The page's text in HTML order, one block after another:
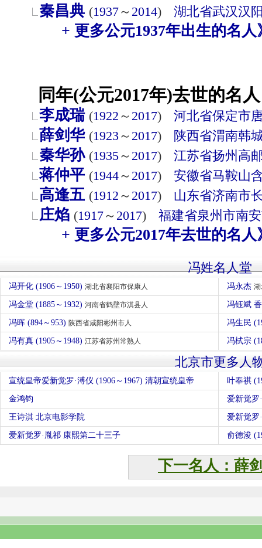
秦昌典 (1937～ 2014) 湖北省武汉汉
+ 更多公元1937年出生的名人
同年(公元2017年)去世的名
李成瑞 (1922 ～ 2017) 河北省保定市
薛剑华 (1923 ～ 2017) 陕西省渭南韩
秦华孙 (1935～ 2017) 江苏省扬州 高
蒋仲平 (1944～ 2017) 安徽省马鞍山
高逢五 (1912 ～ 2017) 山东省济南市
庄焰 (1917～ 2017) 福建省泉州市南
+ 更多公元2017年去世的名人
冯姓名人堂
冯开化 (1906～1950) 湖北省襄阳市保康人 冯永杰
冯金堂 (1885～1932) 河南省鹤壁市淇县人 冯钰斌
冯晖 (894～953) 陕西省咸阳彬州市人 冯生民
冯有真 (1905～1948) 江苏省苏州常熟人 冯栻宗
北京市更多人
宣统皇帝爱新觉罗·溥仪 (1906～1967) 清朝宣统皇帝 叶奉祺
金鸿钧 爱新觉罗
王诗淇 北京电影学院 爱新觉罗
爱新觉罗·胤祁 康熙第二十三子 俞德浚
下一名人：薛